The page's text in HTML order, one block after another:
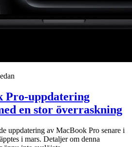
Pro-uppdatering
en stor överraskning
uppdatering av MacBook Pro senare i
i mars. Detaljer om denna